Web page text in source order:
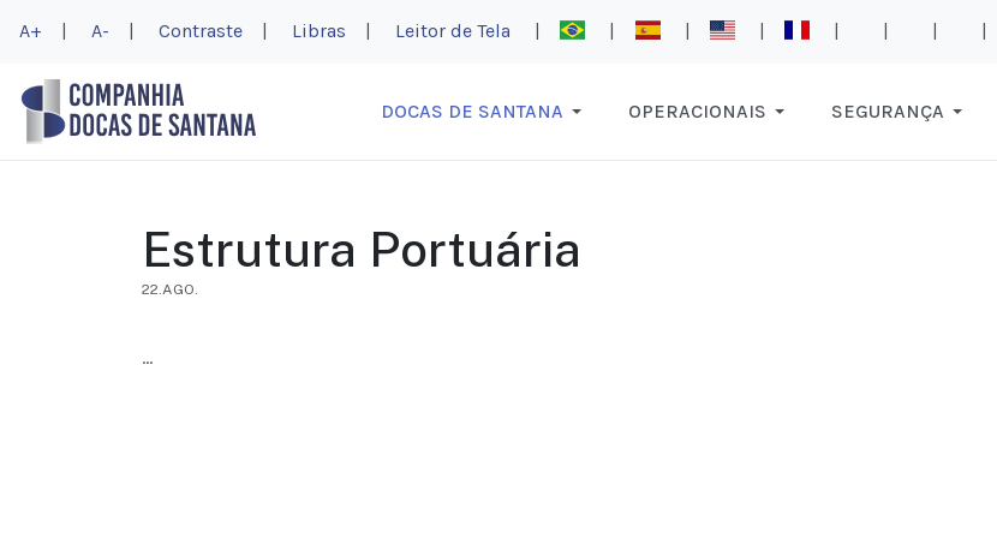
A+ | A- | Contraste | Libras | Leitor de Tela | | | | | | | |
DOCAS DE SANTANA OPERACIONAIS SEGURANÇA
Estrutura Portuária
22.AGO.
...